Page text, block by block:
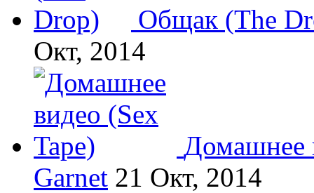
Общак (The
Окт, 2014
Домашнее
Garnet 21 Окт, 2014